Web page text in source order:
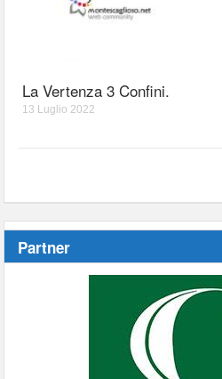
La Vertenza 3 Confini.
13 Luglio 2022
Partner